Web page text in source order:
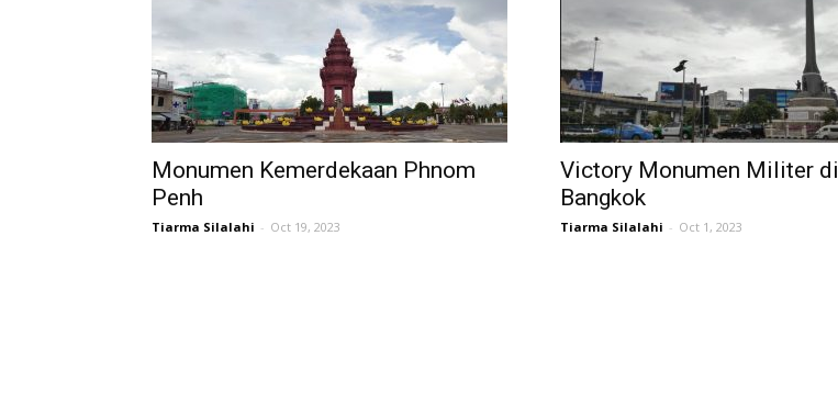
Monumen Kemerdekaan Phnom
Penh
Tiarma Silalahi - Oct 19, 2023
Victory Monumen Militer di
Bangkok
Tiarma Silalahi - Oct 1, 2023